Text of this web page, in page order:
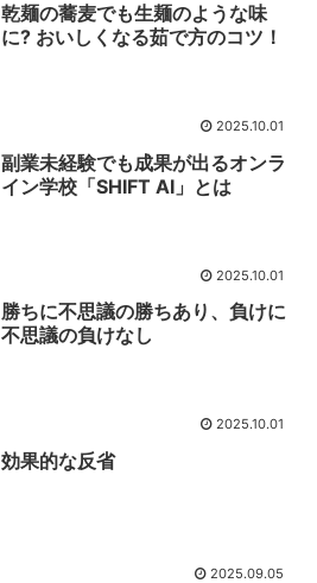
乾麺の蕎麦でも生麺のような味
に? おいしくなる茹で方のコツ！
2025.10.01
副業未経験でも成果が出るオンラ
イン学校「SHIFT AI」とは
2025.10.01
勝ちに不思議の勝ちあり、負けに
不思議の負けなし
2025.10.01
効果的な反省
2025.09.05